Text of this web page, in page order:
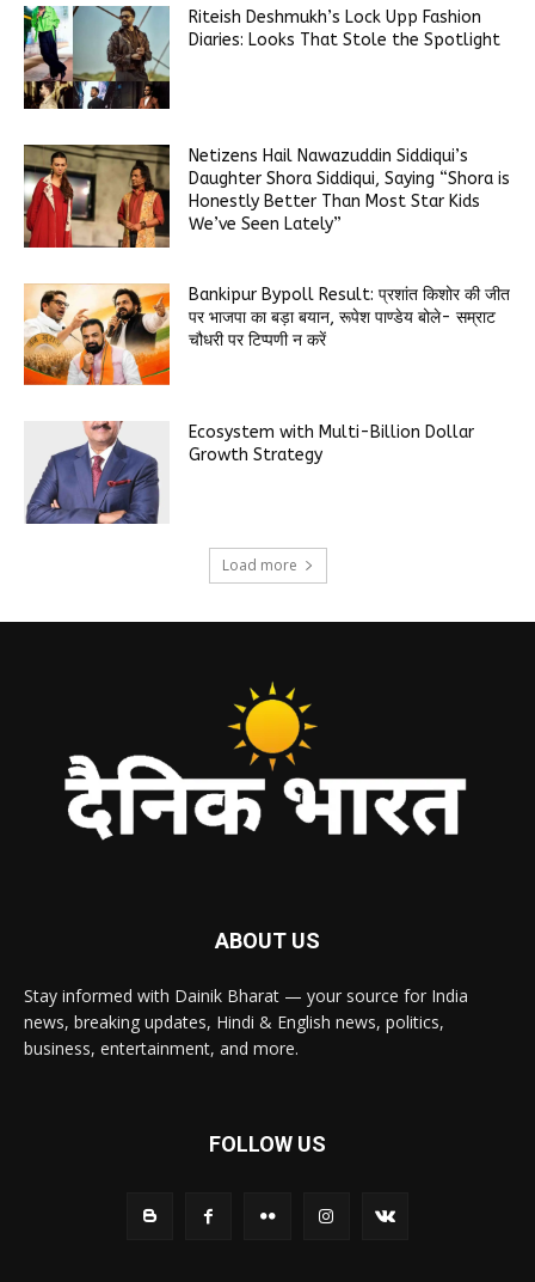
Riteish Deshmukh’s Lock Upp Fashion
Diaries: Looks That Stole the Spotlight
Netizens Hail Nawazuddin Siddiqui’s
Daughter Shora Siddiqui, Saying “Shora is
Honestly Better Than Most Star Kids
We’ve Seen Lately”
Bankipur Bypoll Result: प्रशांत किशोर की जीत
पर भाजपा का बड़ा बयान, रूपेश पाण्डेय बोले- सम्राट
चौधरी पर टिप्पणी न करें
Ecosystem with Multi-Billion Dollar
Growth Strategy
Load more
ABOUT US
Stay informed with Dainik Bharat — your source for India
news, breaking updates, Hindi & English news, politics,
business, entertainment, and more.
FOLLOW US